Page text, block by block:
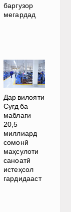
баргузор
мегардад
Дар вилояти
Суғд ба
маблағи
20,5
миллиард
сомонӣ
маҳсулоти
саноатӣ
истеҳсол
гардидааст